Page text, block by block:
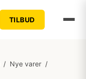
TILBUD
/ Nye varer /